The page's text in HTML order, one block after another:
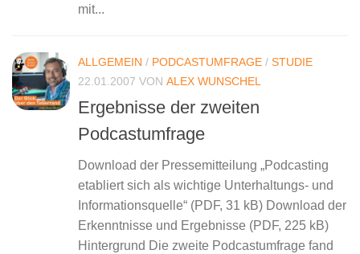
mit...
ALLGEMEIN / PODCASTUMFRAGE / STUDIE
22.01.2007 VON ALEX WUNSCHEL
Ergebnisse der zweiten
Podcastumfrage
Download der Pressemitteilung „Podcasting
etabliert sich als wichtige Unterhaltungs- und
Informationsquelle“ (PDF, 31 kB) Download der
Erkenntnisse und Ergebnisse (PDF, 225 kB)
Hintergrund Die zweite Podcastumfrage fand